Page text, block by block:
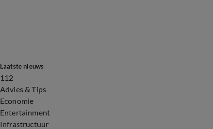
Laatste nieuws
112
Advies & Tips
Economie
Entertainment
Infrastructuur